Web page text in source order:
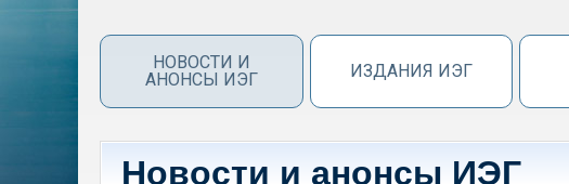
НОВОСТИ И
АНОНСЫ ИЭГ
ИЗДАНИЯ ИЭГ
Новости и анонсы ИЭГ